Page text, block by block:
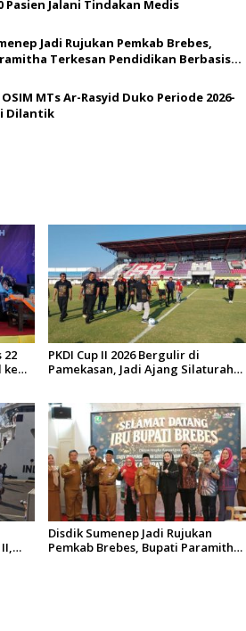
Pasien Jalani Tindakan Medis
Jadi Rujukan Pemkab Brebes,
Terkesan Pendidikan Berbasis
MTs Ar-Rasyid Duko Periode 2026-
Dilantik
22
ke
PKDI Cup II 2026 Bergulir di
Pamekasan, Jadi Ajang Silaturahmi
Disdik Sumenep Jadi Rujukan
Pemkab Brebes, Bupati Paramitha